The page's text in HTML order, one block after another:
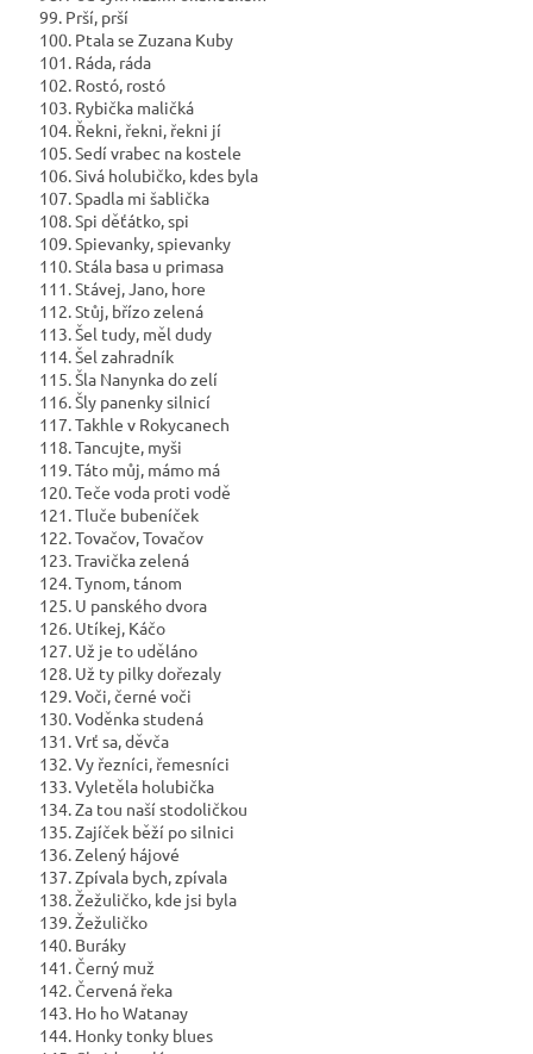
99. Prší, prší
100. Ptala se Zuzana Kuby
101. Ráda, ráda
102. Rostó, rostó
103. Rybička maličká
104. Řekni, řekni, řekni jí
105. Sedí vrabec na kostele
106. Sivá holubičko, kdes byla
107. Spadla mi šablička
108. Spi děťátko, spi
109. Spievanky, spievanky
110. Stála basa u primasa
111. Stávej, Jano, hore
112. Stůj, břízo zelená
113. Šel tudy, měl dudy
114. Šel zahradník
115. Šla Nanynka do zelí
116. Šly panenky silnicí
117. Takhle v Rokycanech
118. Tancujte, myši
119. Táto můj, mámo má
120. Teče voda proti vodě
121. Tluče bubeníček
122. Tovačov, Tovačov
123. Travička zelená
124. Tynom, tánom
125. U panského dvora
126. Utíkej, Káčo
127. Už je to uděláno
128. Už ty pilky dořezaly
129. Voči, černé voči
130. Voděnka studená
131. Vrť sa, děvča
132. Vy řezníci, řemesníci
133. Vyletěla holubička
134. Za tou naší stodoličkou
135. Zajíček běží po silnici
136. Zelený hájové
137. Zpívala bych, zpívala
138. Žežuličko, kde jsi byla
139. Žežuličko
140. Buráky
141. Černý muž
142. Červená řeka
143. Ho ho Watanay
144. Honky tonky blues